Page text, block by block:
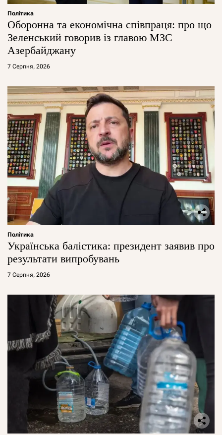
Політика
Оборонна та економічна співпраця: про що
Зеленський говорив із главою МЗС
Азербайджану
7 Серпня, 2026
Політика
Українська балістика: президент заявив про
результати випробувань
7 Серпня, 2026